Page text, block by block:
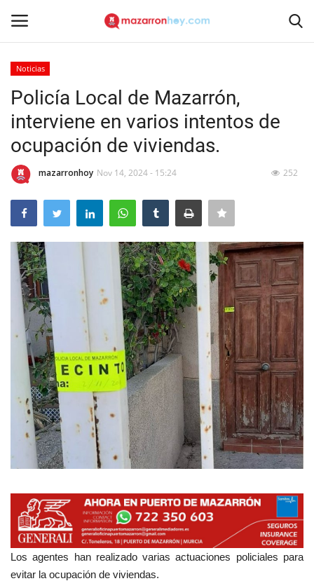
Inicio
Contacto
Noticias
Entrevistas
Reportajes
Empresas
Mapa de Mazarrón
Vídeos
Galerías
Empresas
Noticias
Policía Local de Mazarrón,
interviene en varios intentos de
ocupación de viviendas.
mazarronhoy Nov 14, 2024 - 15:24 252
Los agentes han realizado varias actuaciones policiales para
evitar la ocupación de viviendas.